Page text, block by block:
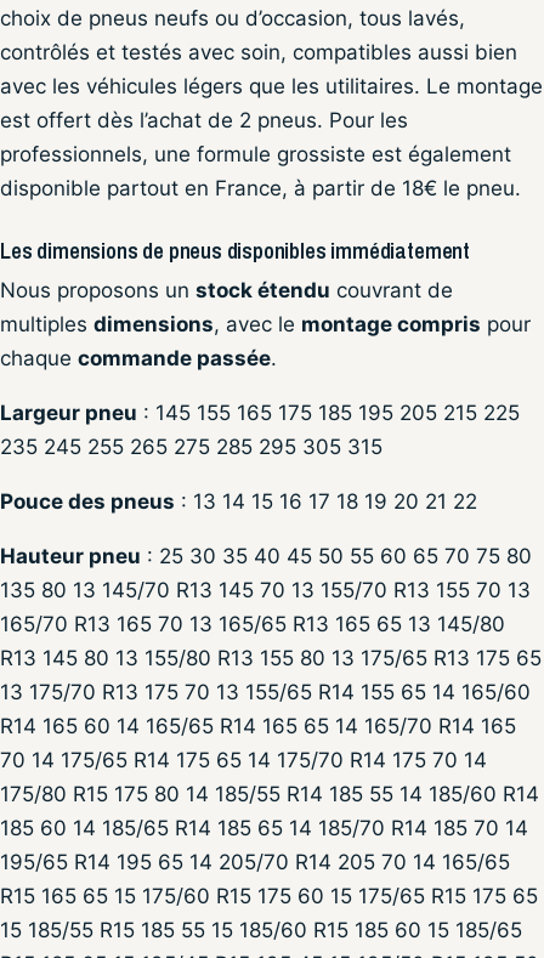
choix de pneus neufs ou d’occasion, tous lavés,
contrôlés et testés avec soin, compatibles aussi bien
avec les véhicules légers que les utilitaires. Le montage
est offert dès l’achat de 2 pneus. Pour les
professionnels, une formule grossiste est également
disponible partout en France, à partir de 18€ le pneu.
Les dimensions de pneus disponibles immédiatement
Nous proposons un stock étendu couvrant de
multiples dimensions, avec le montage compris pour
chaque commande passée.
Largeur pneu : 145 155 165 175 185 195 205 215 225
235 245 255 265 275 285 295 305 315
Pouce des pneus : 13 14 15 16 17 18 19 20 21 22
Hauteur pneu : 25 30 35 40 45 50 55 60 65 70 75 80
135 80 13 145/70 R13 145 70 13 155/70 R13 155 70 13
165/70 R13 165 70 13 165/65 R13 165 65 13 145/80
R13 145 80 13 155/80 R13 155 80 13 175/65 R13 175 65
13 175/70 R13 175 70 13 155/65 R14 155 65 14 165/60
R14 165 60 14 165/65 R14 165 65 14 165/70 R14 165
70 14 175/65 R14 175 65 14 175/70 R14 175 70 14
175/80 R15 175 80 14 185/55 R14 185 55 14 185/60 R14
185 60 14 185/65 R14 185 65 14 185/70 R14 185 70 14
195/65 R14 195 65 14 205/70 R14 205 70 14 165/65
R15 165 65 15 175/60 R15 175 60 15 175/65 R15 175 65
15 185/55 R15 185 55 15 185/60 R15 185 60 15 185/65